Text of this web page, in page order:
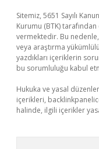
Sitemiz, 5651 Sayılı
Kurumu (BTK)
vermektedir. Bu
veya araştırma
yazdıkları içeriklerin
bu sorumluluğu kabul
Hukuka ve yasal
içerikleri,
halinde, ilgili içerikler